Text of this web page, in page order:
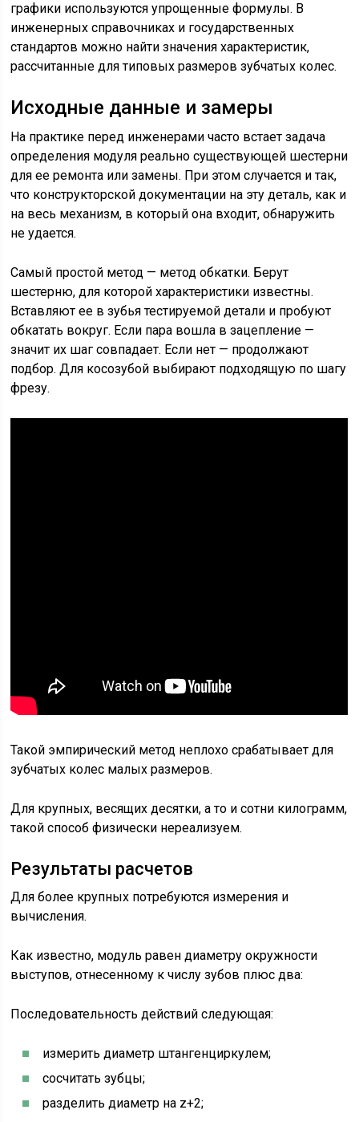
графики используются упрощенные формулы. В
инженерных справочниках и государственных
стандартов можно найти значения характеристик,
рассчитанные для типовых размеров зубчатых колес.
Исходные данные и замеры
На практике перед инженерами часто встает задача
определения модуля реально существующей шестерни
для ее ремонта или замены. При этом случается и так,
что конструкторской документации на эту деталь, как и
на весь механизм, в который она входит, обнаружить
не удается.
Самый простой метод — метод обкатки. Берут
шестерню, для которой характеристики известны.
Вставляют ее в зубья тестируемой детали и пробуют
обкатать вокруг. Если пара вошла в зацепление —
значит их шаг совпадает. Если нет — продолжают
подбор. Для косозубой выбирают подходящую по шагу
фрезу.
Такой эмпирический метод неплохо срабатывает для
зубчатых колес малых размеров.
Для крупных, весящих десятки, а то и сотни килограмм,
такой способ физически нереализуем.
Результаты расчетов
Для более крупных потребуются измерения и
вычисления.
Как известно, модуль равен диаметру окружности
выступов, отнесенному к числу зубов плюс два:
Последовательность действий следующая:
измерить диаметр штангенциркулем;
сосчитать зубцы;
разделить диаметр на z+2;